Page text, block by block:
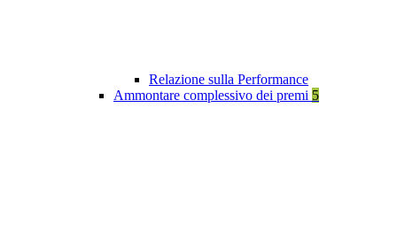
Relazione sulla Performance
Ammontare complessivo dei premi 5